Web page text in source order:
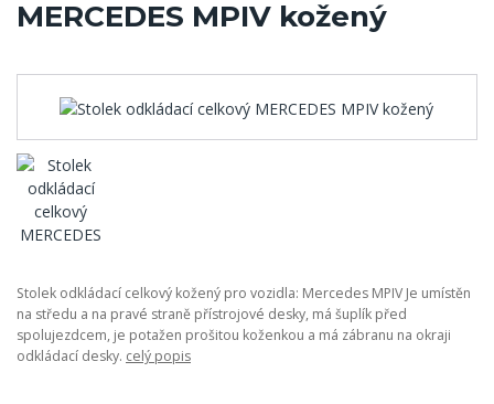
MERCEDES MPIV kožený
Stolek odkládací celkový kožený pro vozidla: Mercedes MPIV Je umístěn
na středu a na pravé straně přístrojové desky, má šuplík před
spolujezdcem, je potažen prošitou koženkou a má zábranu na okraji
odkládací desky. celý popis